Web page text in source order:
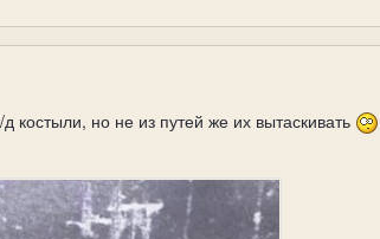
костыли, но не из путей же их вытаскивать